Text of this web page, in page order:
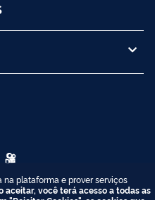
na plataforma e prover serviços
aceitar, você terá acesso a todas as